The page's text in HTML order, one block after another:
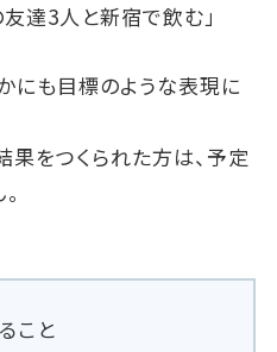
達3人と新宿で飲む」
にも目標のような表現に
をつくられた方は、予定
こと